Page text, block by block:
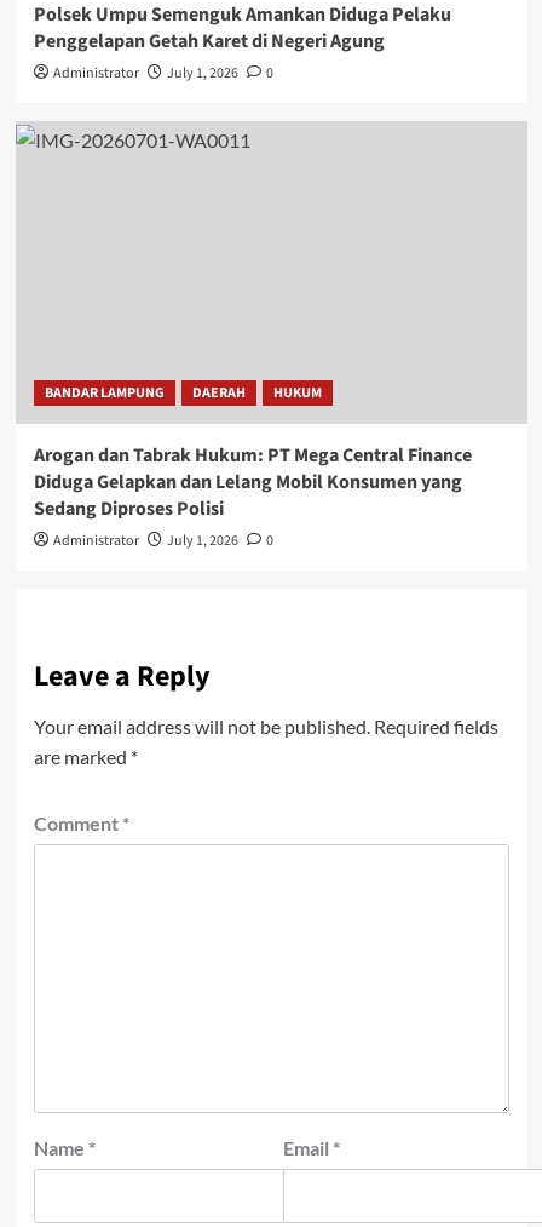
Polsek Umpu Semenguk Amankan Diduga Pelaku
Penggelapan Getah Karet di Negeri Agung
Administrator July 1, 2026 0
BANDAR LAMPUNG DAERAH HUKUM
Arogan dan Tabrak Hukum: PT Mega Central Finance
Diduga Gelapkan dan Lelang Mobil Konsumen yang
Sedang Diproses Polisi
Administrator July 1, 2026 0
Leave a Reply
Your email address will not be published. Required fields
are marked *
Comment *
Name * Email *